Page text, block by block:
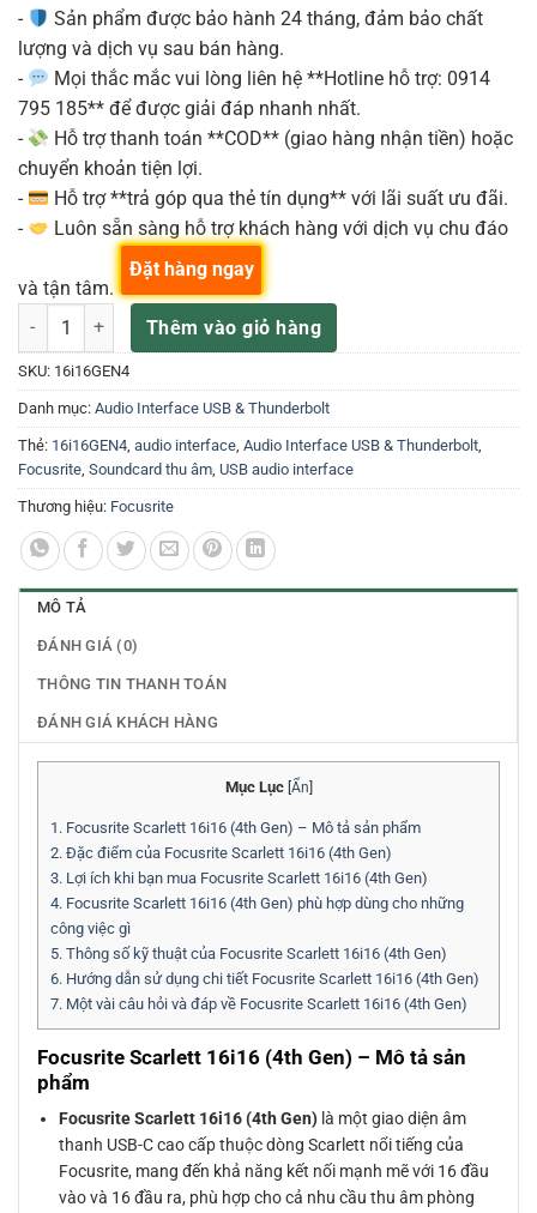
-
Sản phẩm được bảo hành 24 tháng, đảm bảo chất
lượng và dịch vụ sau bán hàng.
-
Mọi thắc mắc vui lòng liên hệ **Hotline hỗ trợ: 0914
795 185** để được giải đáp nhanh nhất.
-
Hỗ trợ thanh toán **COD** (giao hàng nhận tiền) hoặc
chuyển khoản tiện lợi.
-
Hỗ trợ **trả góp qua thẻ tín dụng** với lãi suất ưu đãi.
-
Luôn sẵn sàng hỗ trợ khách hàng với dịch vụ chu đáo
và tận tâm.
Focusrite Scarlett 16i16 ( 4th Gen ) – Interface soundcard số lượng
Thêm vào giỏ hàng
Đặt hàng ngay
SKU: 16i16GEN4
Danh mục: Audio Interface USB & Thunderbolt
Thẻ: 16i16GEN4, audio interface, Audio Interface USB & Thunderbolt,
Focusrite, Soundcard thu âm, USB audio interface
Thương hiệu: Focusrite
MÔ TẢ
ĐÁNH GIÁ (0)
THÔNG TIN THANH TOÁN
ĐÁNH GIÁ KHÁCH HÀNG
Mục Lục [Ẩn]
1. Focusrite Scarlett 16i16 (4th Gen) – Mô tả sản phẩm
2. Đặc điểm của Focusrite Scarlett 16i16 (4th Gen)
3. Lợi ích khi bạn mua Focusrite Scarlett 16i16 (4th Gen)
4. Focusrite Scarlett 16i16 (4th Gen) phù hợp dùng cho những
công việc gì
5. Thông số kỹ thuật của Focusrite Scarlett 16i16 (4th Gen)
6. Hướng dẫn sử dụng chi tiết Focusrite Scarlett 16i16 (4th Gen)
7. Một vài câu hỏi và đáp về Focusrite Scarlett 16i16 (4th Gen)
Focusrite Scarlett 16i16 (4th Gen) – Mô tả sản
phẩm
Focusrite Scarlett 16i16 (4th Gen) là một giao diện âm
thanh USB-C cao cấp thuộc dòng Scarlett nổi tiếng của
Focusrite, mang đến khả năng kết nối mạnh mẽ với 16 đầu
vào và 16 đầu ra, phù hợp cho cả nhu cầu thu âm phòng